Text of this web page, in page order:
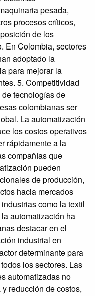
pesada,
procesos críticos,
de los
En Colombia, sectores
adoptado la
para mejorar la
5. Competitividad
tecnologías de
colombianas ser
La automatización
los costos operativos
rápidamente a la
compañías que
pueden
de producción,
hacia mercados
como la textil
automatización ha
destacar en el
industrial en
determinante para
los sectores. Las
automatizadas no
reducción de costos,